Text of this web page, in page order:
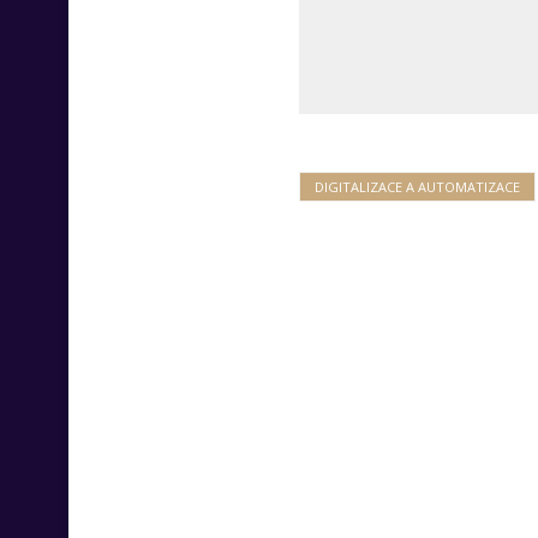
DIGITALIZACE A AUTOMATIZACE